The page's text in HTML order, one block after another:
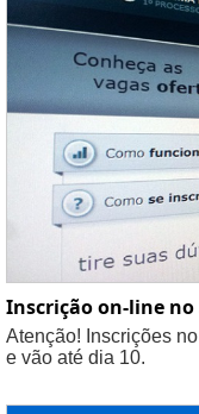
Inscrição on-line no
Atenção! Inscrições
e vão até dia 10.